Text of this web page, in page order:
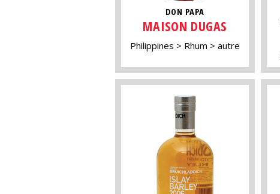
DON PAPA
MAISON DUGAS
Philippines Rhum autre